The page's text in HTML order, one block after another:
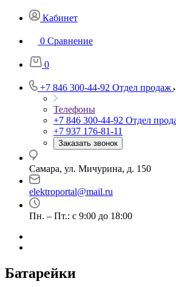
Кабинет
0 Сравнение
0
+7 846 300-44-92 Отдел продаж
Телефоны
+7 846 300-44-92 Отдел
+7 937 176-81-11
Заказать звонок
Самара, ул. Мичурина, д. 150
elektroportal@mail.ru
Пн. – Пт.: с 9:00 до 18:00
Батарейки